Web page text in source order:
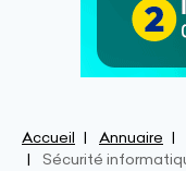
Accueil Annuaire
Sécurité